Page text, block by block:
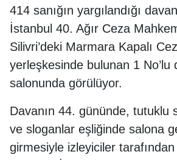
414 sanığın yargılandığı
İstanbul 40. Ağır Ceza
Silivri’deki Marmara Kapalı
yerleşkesinde bulunan 1 No’lu
salonunda görülüyor.
Davanın 44. gününde, tutuklu
ve sloganlar eşliğinde salona
girmesiyle izleyiciler